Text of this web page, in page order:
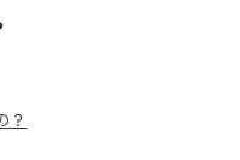
？